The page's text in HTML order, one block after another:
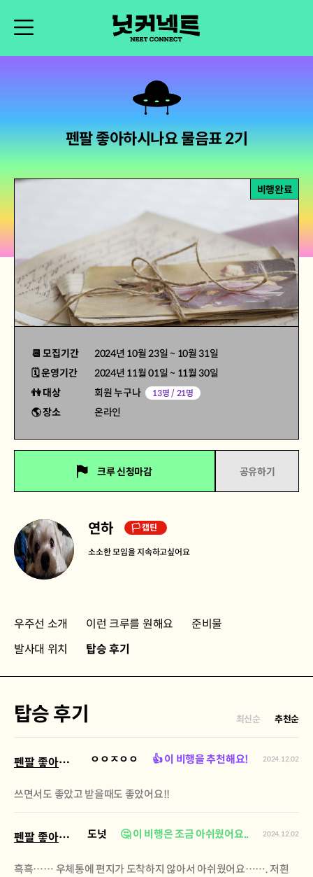
펜팔 좋아하시나요 물음표 2기
비행완료
📆 모집기간 2024년 10월 23일 ~ 10월 31일
🗓 운영기간
2024년 11월 01일 ~ 11월 30일
👫 대상
회원 누구나 13명 / 21명
🌎 장소 온라인
크루 신청마감 공유하기
연하 🏳 캡틴
소소한 모임을 지속하고싶어요
우주선 소개 이런 크루를 원해요
준비물
발사대 위치
탑승 후기
탑승 후기 최신순 추천순
펜팔 좋아하시나요 물음표 2기 ㅇㅇㅈㅇㅇ 👍 이 비행을 추천해요! 2024.12.02
쓰면서도 좋았고 받을때도 좋았어요!!
펜팔 좋아하시나요 물음표 2기 도넛 🤔 이 비행은 조금 아쉬웠어요.. 2024.12.02
흑흑…… 우체통에 편지가 도착하지 않아서 아쉬웠어요……. 저흰